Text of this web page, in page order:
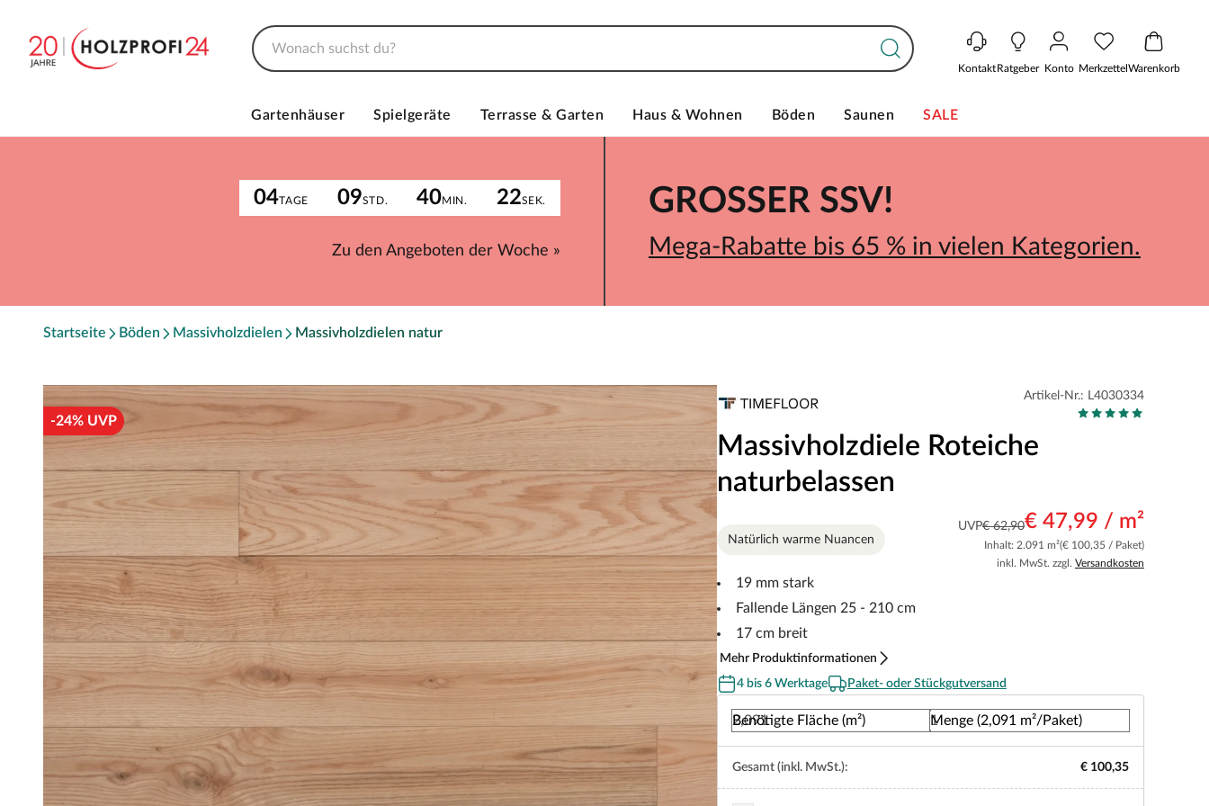
KontaktRatgeber Konto MerkzettelWarenkorb
Gartenhäuser Spielgeräte Terrasse & Garten Haus & Wohnen Böden Saunen SALE
04TAGE 09STD. 40MIN. 22SEK.
Zu den Angeboten der Woche »
GROSSER SSV!
Mega-Rabatte bis 65 % in vielen Kategorien.
Startseite Böden Massivholzdielen Massivholzdielen natur
-24% UVP
Artikel-Nr.: L4030334
Massivholzdiele Roteiche
naturbelassen
UVP€ 62,90€ 47,99 / m²
Inhalt: 2.091 m²(€ 100,35 / Paket)
inkl. MwSt. zzgl. Versandkosten
Natürlich warme Nuancen
19 mm stark
Fallende Längen 25 - 210 cm
17 cm breit
Mehr Produktinformationen
4 bis 6 Werktage
Paket- oder Stückgutversand
Benötigte Fläche (m²) Menge (2,091 m²/Paket)
Gesamt (inkl. MwSt.): € 100,35